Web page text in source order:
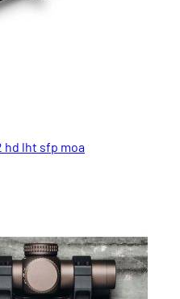
hd lht sfp moa